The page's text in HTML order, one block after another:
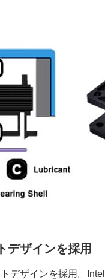
デザインを採用
デザインを採用。